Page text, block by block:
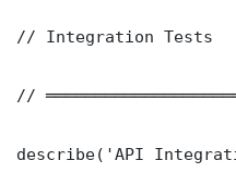
// Integration Tests
//
describe('API